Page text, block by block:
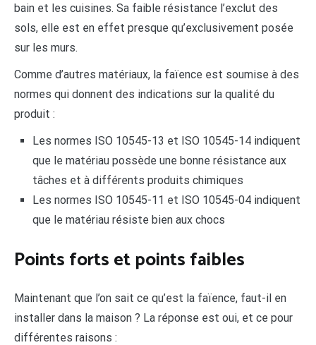
bain et les cuisines. Sa faible résistance l’exclut des
sols, elle est en effet presque qu’exclusivement posée
sur les murs.
Comme d’autres matériaux, la faïence est soumise à des
normes qui donnent des indications sur la qualité du
produit :
Les normes ISO 10545-13 et ISO 10545-14 indiquent
que le matériau possède une bonne résistance aux
tâches et à différents produits chimiques
Les normes ISO 10545-11 et ISO 10545-04 indiquent
que le matériau résiste bien aux chocs
Points forts et points faibles
Maintenant que l’on sait ce qu’est la faïence, faut-il en
installer dans la maison ? La réponse est oui, et ce pour
différentes raisons :